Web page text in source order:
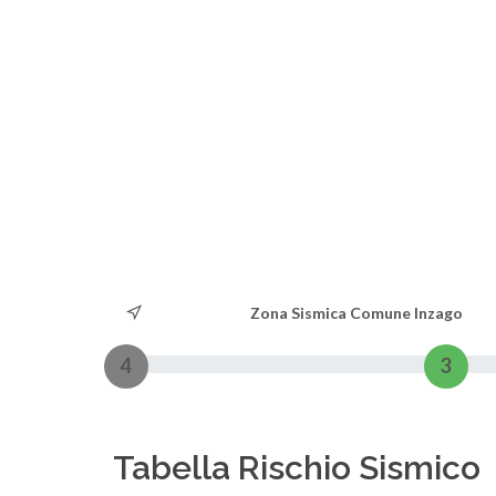
Zona Sismica Comune Inzago
4 3
Tabella Rischio Sismico